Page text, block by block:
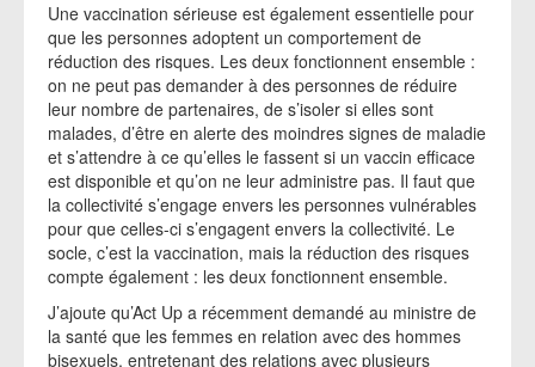
Une vaccination sérieuse est également essentielle pour
que les personnes adoptent un comportement de
réduction des risques. Les deux fonctionnent ensemble :
on ne peut pas demander à des personnes de réduire
leur nombre de partenaires, de s’isoler si elles sont
malades, d’être en alerte des moindres signes de maladie
et s’attendre à ce qu’elles le fassent si un vaccin efficace
est disponible et qu’on ne leur administre pas. Il faut que
la collectivité s’engage envers les personnes vulnérables
pour que celles-ci s’engagent envers la collectivité. Le
socle, c’est la vaccination, mais la réduction des risques
compte également : les deux fonctionnent ensemble.
J’ajoute qu’Act Up a récemment demandé au ministre de
la santé que les femmes en relation avec des hommes
bisexuels, entretenant des relations avec plusieurs